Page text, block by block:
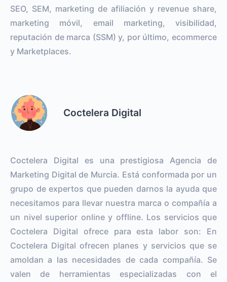
SEO, SEM, marketing de afiliación y revenue share,
marketing móvil, email marketing, visibilidad,
reputación de marca (SSM) y, por último, ecommerce
y Marketplaces.
Coctelera Digital
Coctelera Digital es una prestigiosa Agencia de
Marketing Digital de Murcia. Está conformada por un
grupo de expertos que pueden darnos la ayuda que
necesitamos para llevar nuestra marca o compañía a
un nivel superior online y offline. Los servicios que
Coctelera Digital ofrece para esta labor son: En
Coctelera Digital ofrecen planes y servicios que se
amoldan a las necesidades de cada compañía. Se
valen de herramientas especializadas con el